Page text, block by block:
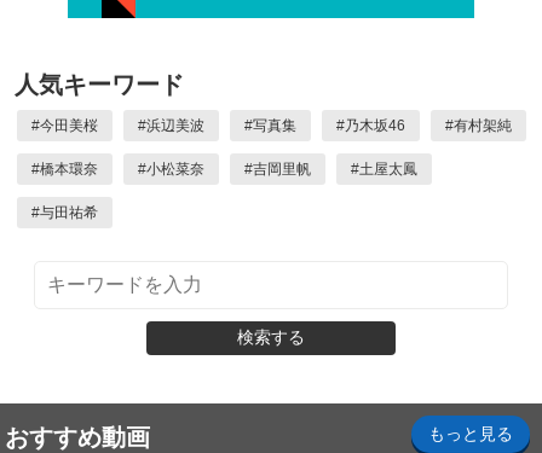
人気キーワード
#今田美桜 #浜辺美波 #写真集 #乃木坂46 #有村架純
#橋本環奈 #小松菜奈 #吉岡里帆 #土屋太鳳
#与田祐希
検索する
おすすめ動画 もっと見る